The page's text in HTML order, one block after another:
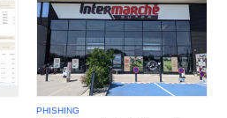
PHISHING